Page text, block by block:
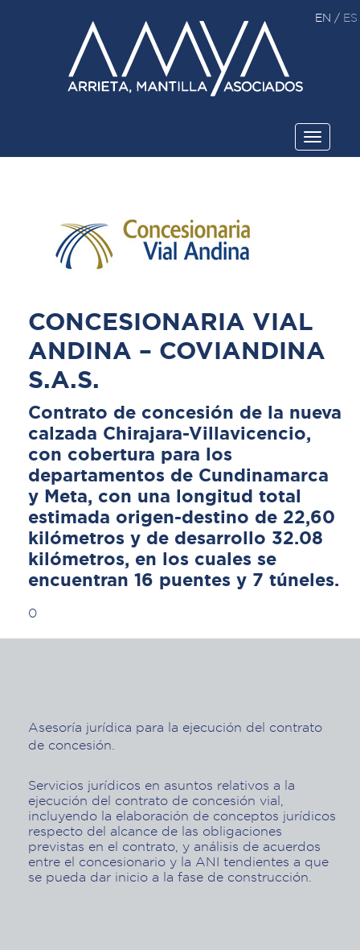
EN / ES
Toggle
CONCESIONARIA VIAL
ANDINA – COVIANDINA
S.A.S.
Contrato de concesión de la nueva
calzada Chirajara-Villavicencio,
con cobertura para los
departamentos de Cundinamarca
y Meta, con una longitud total
estimada origen-destino de 22,60
kilómetros y de desarrollo 32.08
kilómetros, en los cuales se
encuentran 16 puentes y 7 túneles.
0
Asesoría jurídica para la ejecución del contrato
de concesión.
Servicios jurídicos en asuntos relativos a la
ejecución del contrato de concesión vial,
incluyendo la elaboración de conceptos jurídicos
respecto del alcance de las obligaciones
previstas en el contrato, y análisis de acuerdos
entre el concesionario y la ANI tendientes a que
se pueda dar inicio a la fase de construcción.